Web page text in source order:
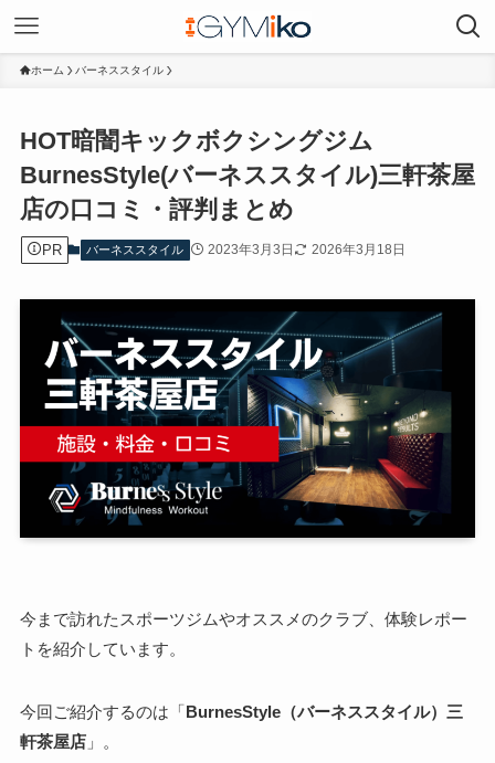
ホーム バーネススタイル
HOT暗闇キックボクシングジム
BurnesStyle(バーネススタイル)三軒茶屋
店の口コミ・評判まとめ
PR バーネススタイル 2023年3月3日 2026年3月18日
今まで訪れたスポーツジムやオススメのクラブ、体験レポー
トを紹介しています。
今回ご紹介するのは「BurnesStyle（バーネススタイル）三
軒茶屋店」。